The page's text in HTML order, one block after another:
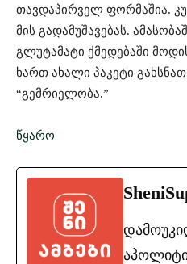
თავდაპირველ ფორმაშია.
მის გადამუშავებას.
გლუტამატი ქმედებაში
ხართ ახალი პაკეტი
“გემრიელობა.”
წყარო